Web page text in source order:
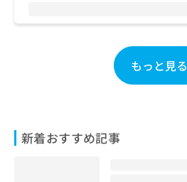
もっと見る
新着おすすめ記事
問
ら